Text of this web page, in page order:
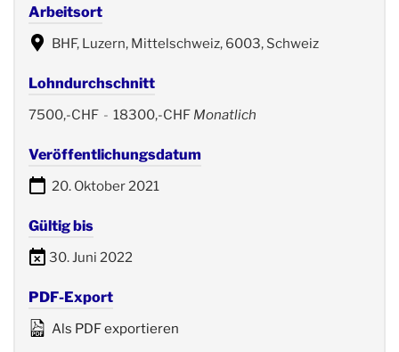
Arbeitsort
BHF, Luzern, Mittelschweiz, 6003, Schweiz
Lohndurchschnitt
7500,-CHF - 18300,-CHF Monatlich
Veröffentlichungsdatum
20. Oktober 2021
Gültig bis
30. Juni 2022
PDF-Export
Als PDF exportieren